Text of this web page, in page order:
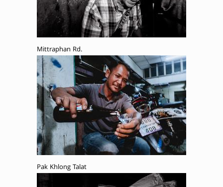
Mittraphan Rd.
Pak Khlong Talat